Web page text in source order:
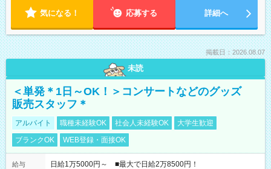
気になる！ 応募する 詳細へ
掲載日：2026.08.07
未読
＜単発＊1日～OK！＞コンサートなどのグッズ
販売スタッフ＊
アルバイト 職種未経験OK 社会人未経験OK
大学生歓迎
ブランクOK
WEB登録・面接OK
給与 日給1万5000円～ ■最大で日給2万8500円！